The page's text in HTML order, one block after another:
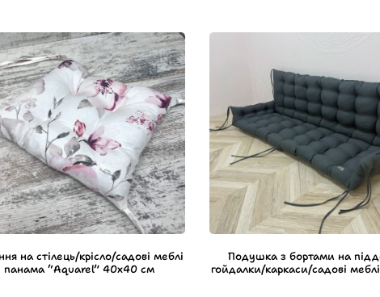
на стілець/крісло/садові меблі
панама “Aquarel” 40х40 см
Подушка з бортами на
гойдалки/каркаси/садові